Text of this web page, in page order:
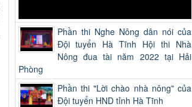
Phần thi Nghe Nông dân nói của
Đội tuyển Hà Tĩnh Hội thi Nhà
Nông đua tài năm 2022 tại Hải
Phòng
Phần thi "Lời chào nhà nông" của
Đội tuyển HND tỉnh Hà Tĩnh